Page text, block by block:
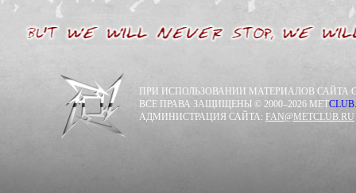
ПРИ ИСПОЛЬЗОВАНИИ МАТЕРИАЛОВ САЙТА
ВСЕ ПРАВА ЗАЩИЩЕНЫ © 2000–2026 METCLUB.
АДМИНИСТРАЦИЯ САЙТА: FAN@METCLUB.RU